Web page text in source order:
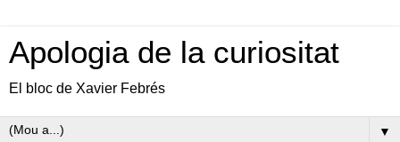
Apologia de la curiositat
El bloc de Xavier Febrés
▼